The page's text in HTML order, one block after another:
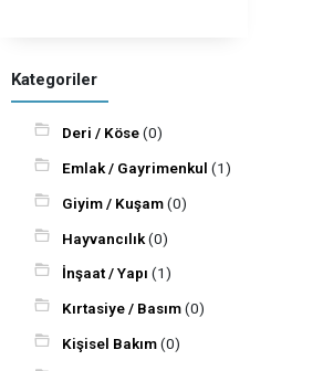
Kategoriler
Deri / Köse(0)
Emlak / Gayrimenkul(1)
Giyim / Kuşam(0)
Hayvancılık(0)
İnşaat / Yapı(1)
Kırtasiye / Basım(0)
Kişisel Bakım(0)